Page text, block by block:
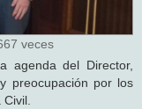
veces
agenda del Director,
preocupación por los